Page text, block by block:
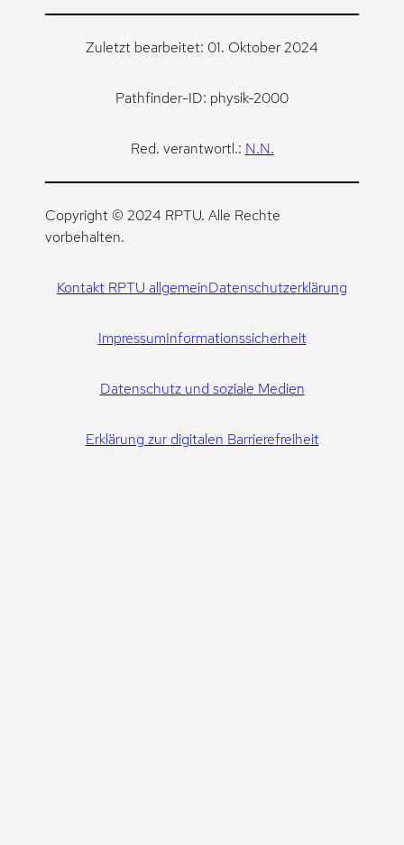
Zuletzt bearbeitet: 01. Oktober 2024
Pathfinder-ID: physik-2000
Red. verantwortl.: N.N.
Copyright © 2024 RPTU. Alle Rechte
vorbehalten.
Kontakt RPTU allgemeinDatenschutzerklärung
ImpressumInformationssicherheit
Datenschutz und soziale Medien
Erklärung zur digitalen Barrierefreiheit